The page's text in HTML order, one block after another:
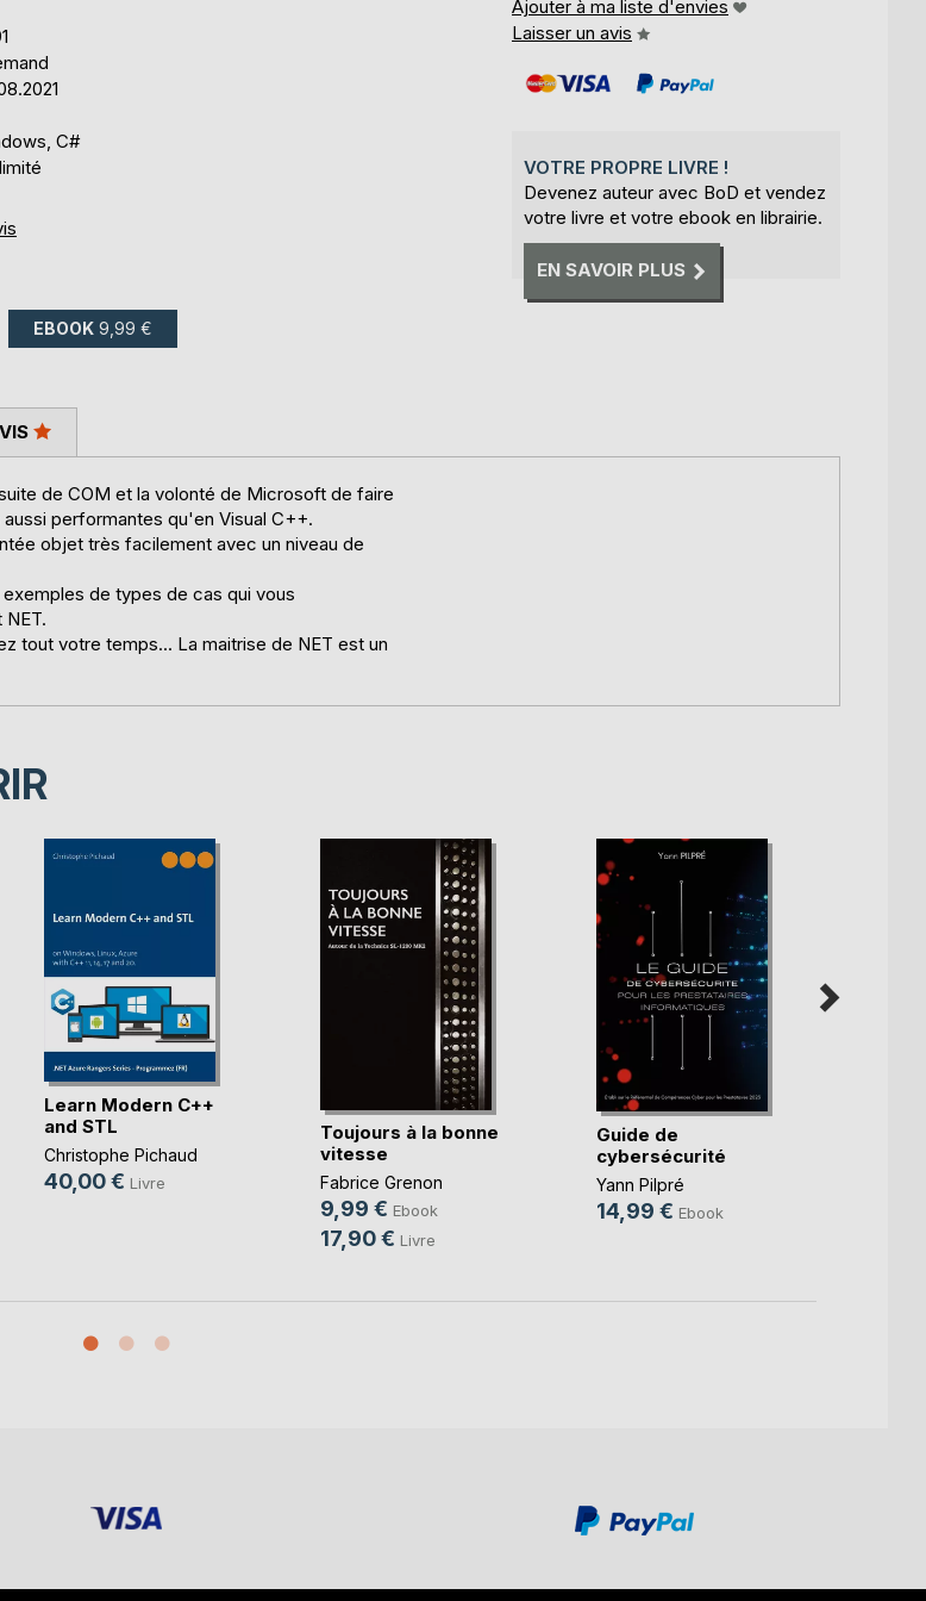
C#
EBOOK 9,99 €
Ajouter à ma liste d'envies
Laisser un avis
VOTRE PROPRE LIVRE !
Devenez auteur avec BoD et vendez
votre livre et votre ebook en librairie.
EN SAVOIR PLUS
de COM et la volonté de Microsoft de faire
performantes qu'en Visual C++.
objet très facilement avec un niveau de
de types de cas qui vous
tout votre temps... La maitrise de NET est un
Learn Modern C++
and STL
Christophe Pichaud
40,00 € Livre
Toujours à la bonne
vitesse
Fabrice Grenon
9,99 € Ebook
17,90 € Livre
Guide de
cybersécurité
Yann Pilpré
14,99 € Ebook